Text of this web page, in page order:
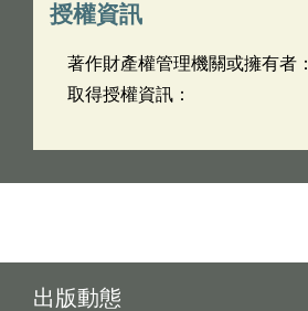
授權資訊
著作財產權管理機關或擁有者：
取得授權資訊：
出版動態